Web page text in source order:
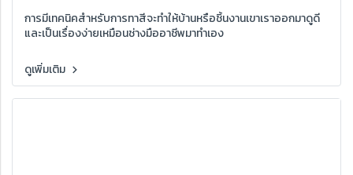
การมีเทคนิคสำหรับการทาสีจะทำให้บ้านหรือชิ้นงานเขาเราออกมาดูดี
และเป็นเรื่องง่ายเหมือนช่างมืออาชีพมาทำเอง
ดูเพิ่มเติม